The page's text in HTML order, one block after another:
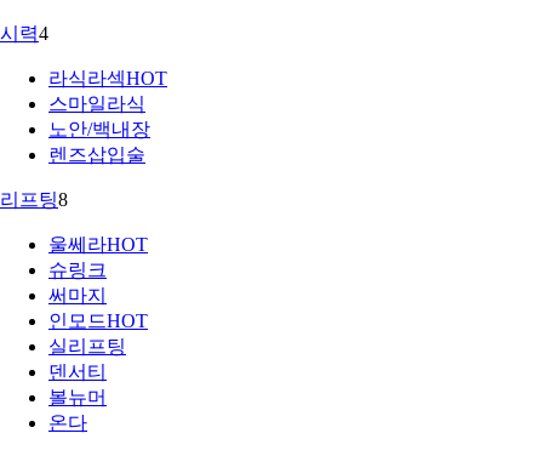
시력4
라식라섹HOT
스마일라식
노안/백내장
렌즈삽입술
리프팅8
울쎄라HOT
슈링크
써마지
인모드HOT
실리프팅
덴서티
볼뉴머
온다